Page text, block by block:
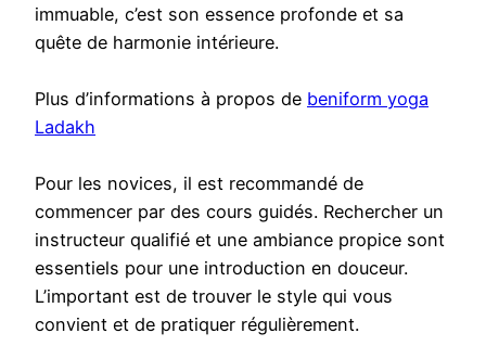
immuable, c’est son essence profonde et sa
quête de harmonie intérieure.
Plus d’informations à propos de beniform yoga
Ladakh
Pour les novices, il est recommandé de
commencer par des cours guidés. Rechercher un
instructeur qualifié et une ambiance propice sont
essentiels pour une introduction en douceur.
L’important est de trouver le style qui vous
convient et de pratiquer régulièrement.